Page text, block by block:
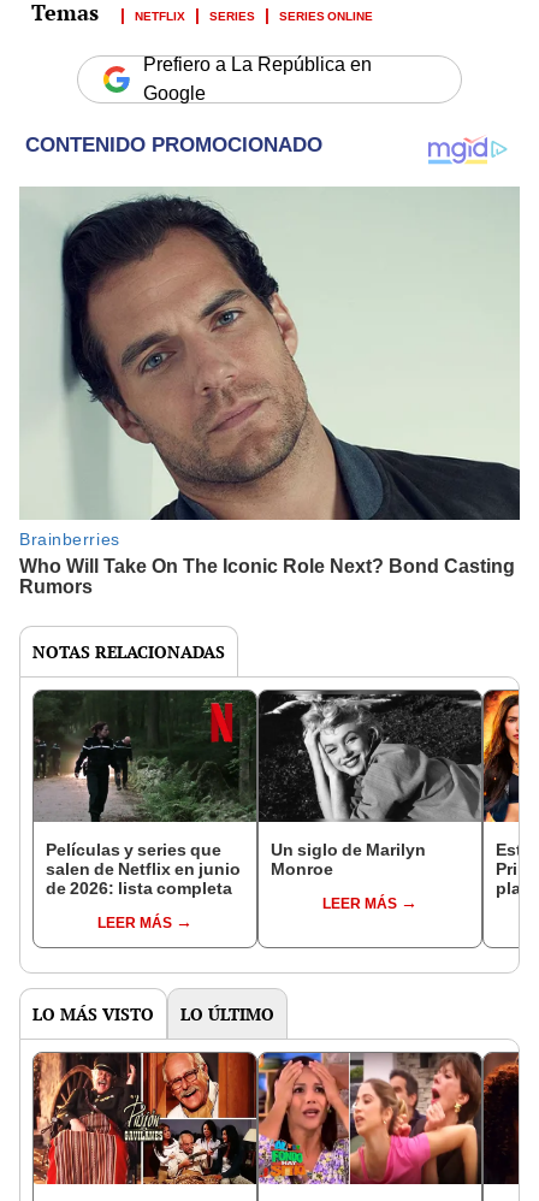
NETFLIX SERIES SERIES ONLINE
Prefiero a La República en
Google
NOTAS RELACIONADAS
Películas y series que
salen de Netflix en junio
de 2026: lista completa
LEER MÁS
Un siglo de Marilyn
Monroe
LEER MÁS
LO MÁS VISTO LO ÚLTIMO